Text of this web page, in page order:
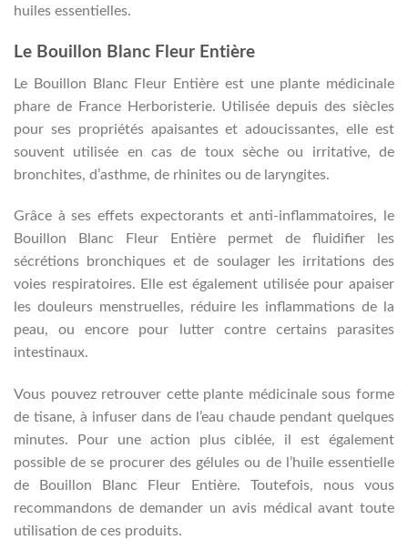
huiles essentielles.
Le Bouillon Blanc Fleur Entière
Le Bouillon Blanc Fleur Entière est une plante médicinale
phare de France Herboristerie. Utilisée depuis des siècles
pour ses propriétés apaisantes et adoucissantes, elle est
souvent utilisée en cas de toux sèche ou irritative, de
bronchites, d’asthme, de rhinites ou de laryngites.
Grâce à ses effets expectorants et anti-inflammatoires, le
Bouillon Blanc Fleur Entière permet de fluidifier les
sécrétions bronchiques et de soulager les irritations des
voies respiratoires. Elle est également utilisée pour apaiser
les douleurs menstruelles, réduire les inflammations de la
peau, ou encore pour lutter contre certains parasites
intestinaux.
Vous pouvez retrouver cette plante médicinale sous forme
de tisane, à infuser dans de l’eau chaude pendant quelques
minutes. Pour une action plus ciblée, il est également
possible de se procurer des gélules ou de l’huile essentielle
de Bouillon Blanc Fleur Entière. Toutefois, nous vous
recommandons de demander un avis médical avant toute
utilisation de ces produits.